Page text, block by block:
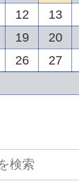
12 13
19 20
26 27